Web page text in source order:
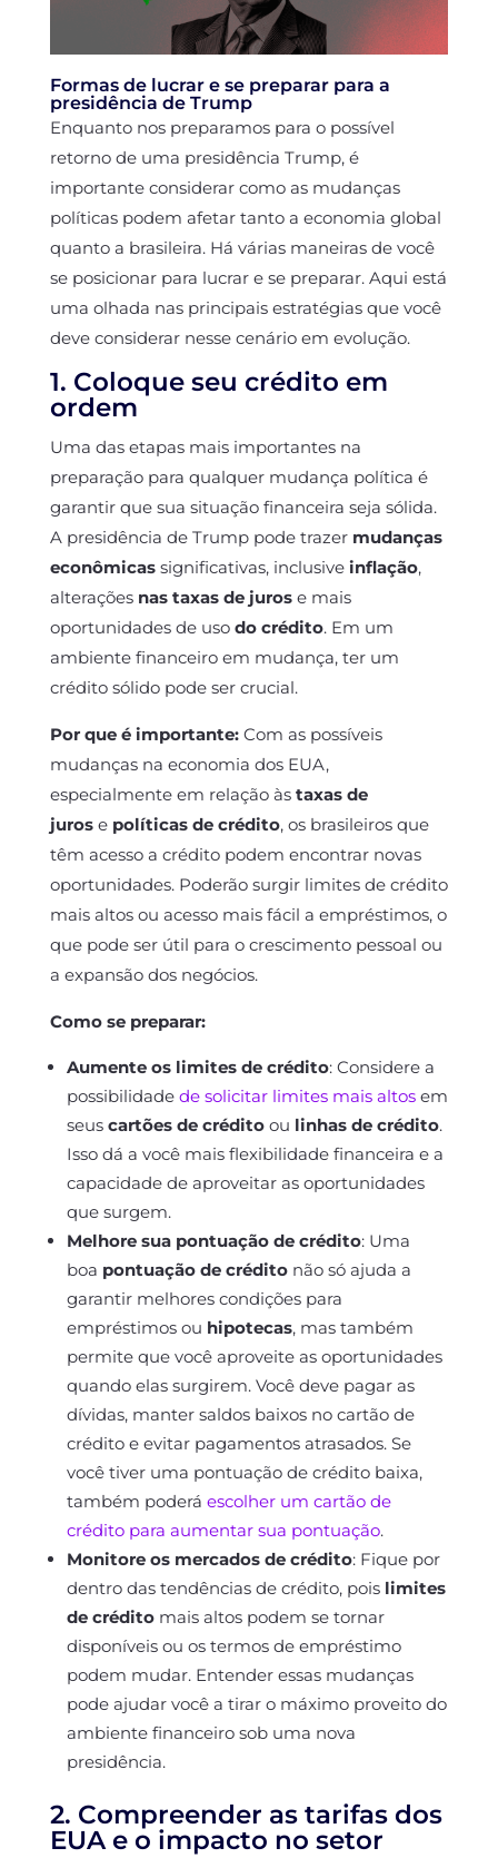
Formas de lucrar e se preparar para a
presidência de Trump
Enquanto nos preparamos para o possível
retorno de uma presidência Trump, é
importante considerar como as mudanças
políticas podem afetar tanto a economia global
quanto a brasileira. Há várias maneiras de você
se posicionar para lucrar e se preparar. Aqui está
uma olhada nas principais estratégias que você
deve considerar nesse cenário em evolução.
1. Coloque seu crédito em
ordem
Uma das etapas mais importantes na
preparação para qualquer mudança política é
garantir que sua situação financeira seja sólida.
A presidência de Trump pode trazer mudanças
econômicas significativas, inclusive inflação,
alterações nas taxas de juros e mais
oportunidades de uso do crédito. Em um
ambiente financeiro em mudança, ter um
crédito sólido pode ser crucial.
Por que é importante: Com as possíveis
mudanças na economia dos EUA,
especialmente em relação às taxas de
juros e políticas de crédito, os brasileiros que
têm acesso a crédito podem encontrar novas
oportunidades. Poderão surgir limites de crédito
mais altos ou acesso mais fácil a empréstimos, o
que pode ser útil para o crescimento pessoal ou
a expansão dos negócios.
Como se preparar:
Aumente os limites de crédito: Considere a
possibilidade de solicitar limites mais altos em
seus cartões de crédito ou linhas de crédito.
Isso dá a você mais flexibilidade financeira e a
capacidade de aproveitar as oportunidades
que surgem.
Melhore sua pontuação de crédito: Uma
boa pontuação de crédito não só ajuda a
garantir melhores condições para
empréstimos ou hipotecas, mas também
permite que você aproveite as oportunidades
quando elas surgirem. Você deve pagar as
dívidas, manter saldos baixos no cartão de
crédito e evitar pagamentos atrasados. Se
você tiver uma pontuação de crédito baixa,
também poderá escolher um cartão de
crédito para aumentar sua pontuação.
Monitore os mercados de crédito: Fique por
dentro das tendências de crédito, pois limites
de crédito mais altos podem se tornar
disponíveis ou os termos de empréstimo
podem mudar. Entender essas mudanças
pode ajudar você a tirar o máximo proveito do
ambiente financeiro sob uma nova
presidência.
2. Compreender as tarifas dos
EUA e o impacto no setor